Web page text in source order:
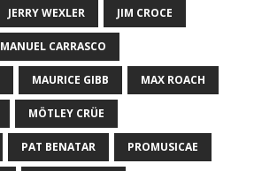
JERRY WEXLER JIM CROCE
MANUEL CARRASCO
MAURICE GIBB MAX ROACH
MÖTLEY CRÜE
PAT BENATAR PROMUSICAE